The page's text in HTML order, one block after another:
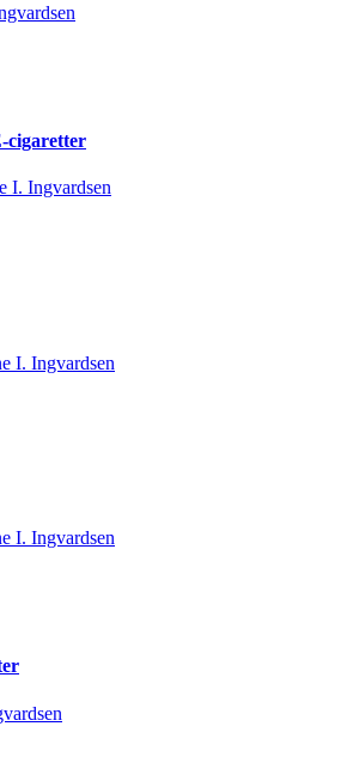
cigaretter
I. Ingvardsen
I. Ingvardsen
I. Ingvardsen